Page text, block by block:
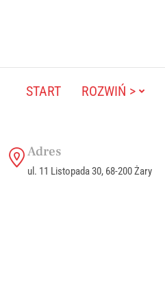
START ROZWIŃ >
Adres
ul. 11 Listopada 30, 68-200 Żary